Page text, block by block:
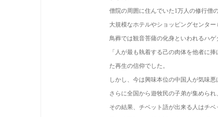
僧院の周囲に住んでいた1万人の修行僧
大規模なホテルやショッピングセンタ
鳥葬では観音菩薩の化身といわれるハゲ
「人が最も執着する己の肉体を他者に
た再生の信仰でした。
しかし、今は興味本位の中国人が気味悪
さらに全国から遊牧民の子弟が集めら
その結果、チベット語が出来る人はチベ